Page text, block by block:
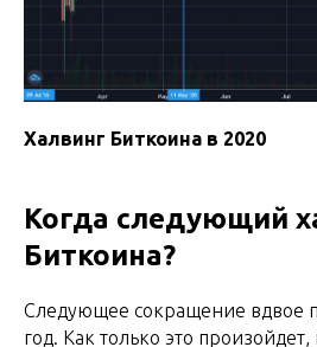
Халвинг Биткоина в 2020
Когда следующий
Биткоина?
Следующее сокращение вдвое
год. Как только это